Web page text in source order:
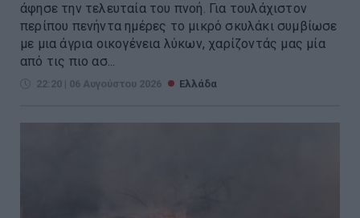
άφησε την τελευταία του πνοή. Για τουλάχιστον
περίπου πενήντα ημέρες το μικρό σκυλάκι συμβίωσε
με μια άγρια οικογένεια λύκων, χαρίζοντάς μας μία
από τις πιο ασ...
22:20 | 06 Αυγούστου 2026 Ελλάδα